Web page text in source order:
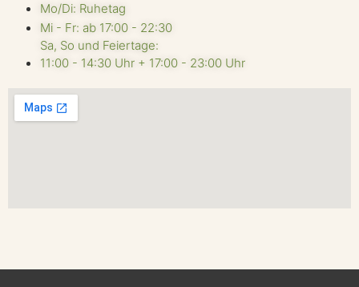
Mo/Di: Ruhetag
Mi - Fr: ab 17:00 - 22:30
Sa, So und Feiertage:
11:00 - 14:30 Uhr + 17:00 - 23:00 Uhr